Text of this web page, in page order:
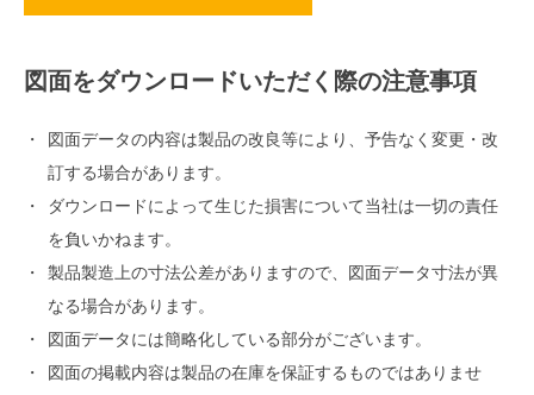
図面をダウンロードいただく際の注意事項
図面データの内容は製品の改良等により、予告なく変更・改
訂する場合があります。
ダウンロードによって生じた損害について当社は一切の責任
を負いかねます。
製品製造上の寸法公差がありますので、図面データ寸法が異
なる場合があります。
図面データには簡略化している部分がございます。
図面の掲載内容は製品の在庫を保証するものではありませ